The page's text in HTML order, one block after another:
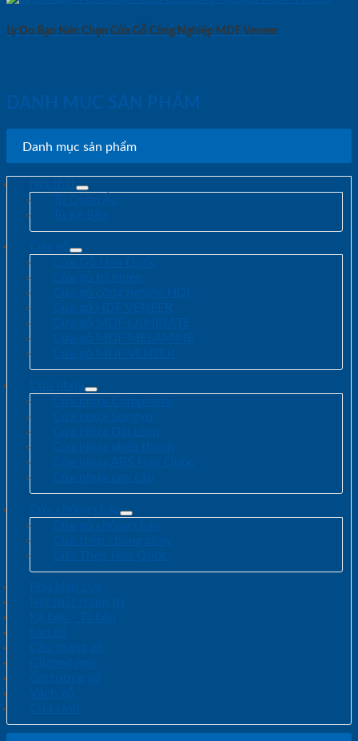
Lý Do Bạn Nên Chọn Cửa Gỗ Công Nghiệp MDF Veneer
DANH MỤC SẢN PHẨM
Danh mục sản phẩm
Nội thất
Tủ Quần Áo
Tủ Kệ Bếp
Cửa gỗ
Cửa Gỗ Hàn Quốc
Cửa gỗ tự nhiên
Cửa gỗ công nghiệp HDF
Cửa gỗ HDF VENEER
Cửa gỗ MDF LAMINATE
Cửa gỗ MDF MELAMINE
Cửa gỗ MDF VENEER
Cửa nhựa
Cửa nhựa Composite
Cửa nhựa Sungyu
Cửa nhựa Đài Loan
Cửa nhựa ghép thanh
Cửa nhựa ABS Hàn Quốc
Cửa nhựa cao cấp
Cửa chống cháy
Cửa gỗ chống cháy
Cửa thép chống cháy
Cửa Thép Hàn Quốc
Phụ kiện cửa
Nội thất trang trí
Kệ bếp - Tủ bếp
Sàn gỗ
Cầu thang gỗ
Giường ngủ
Ốp tường gỗ
Vách gỗ
Cửa kính